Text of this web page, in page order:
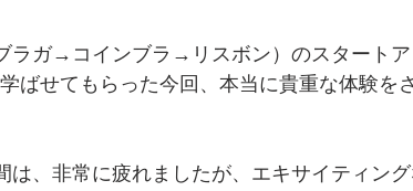
ラガ→コインブラ→リスボン）のスタートア
ばせてもらった今回、本当に貴重な体験を
、非常に疲れましたが、エキサイティング